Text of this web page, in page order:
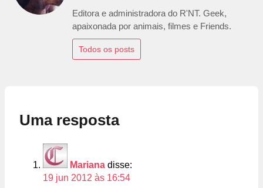
Editora e administradora do R'NT. Geek,
apaixonada por animais, filmes e Friends.
Todos os posts
Uma resposta
Mariana disse:
19 jun 2012 às 16:54